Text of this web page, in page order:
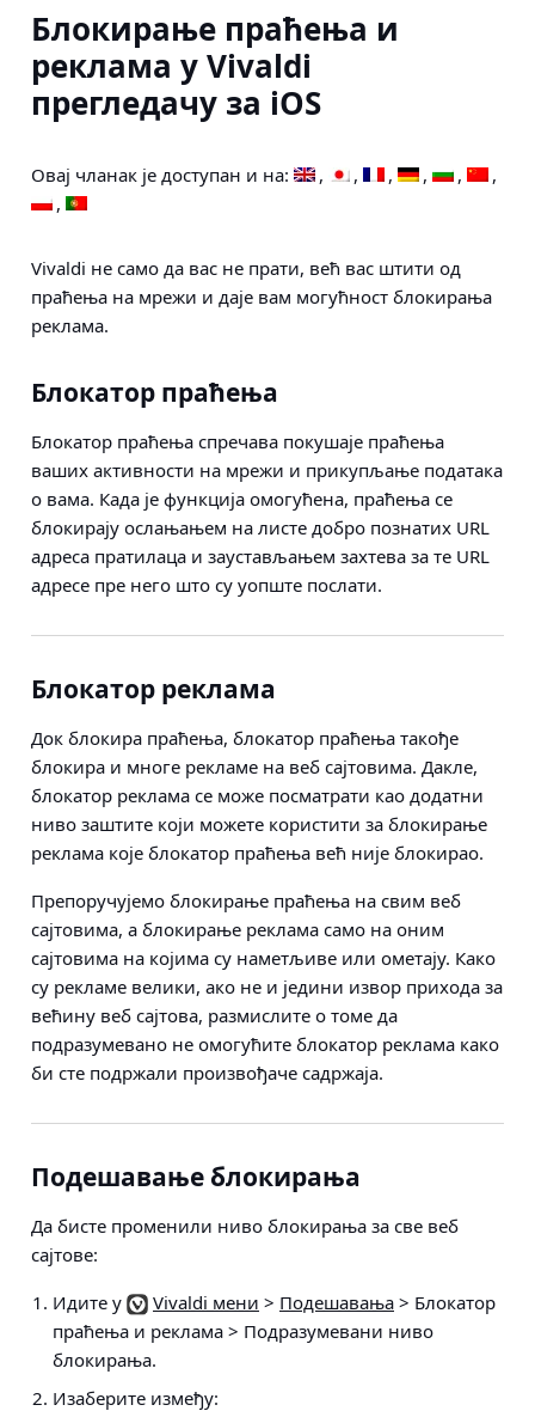
Блокирање праћења и
реклама у Vivaldi
прегледачу за iOS
Овај чланак је доступан и на:
Vivaldi не само да вас не прати, већ вас штити од
праћења на мрежи и даје вам могућност блокирања
реклама.
Блокатор праћења
Блокатор праћења спречава покушаје праћења
ваших активности на мрежи и прикупљање података
о вама. Када је функција омогућена, праћења се
блокирају ослањањем на листе добро познатих URL
адреса пратилаца и заустављањем захтева за те URL
адресе пре него што су уопште послати.
Блокатор реклама
Док блокира праћења, блокатор праћења такође
блокира и многе рекламе на веб сајтовима. Дакле,
блокатор реклама се може посматрати као додатни
ниво заштите који можете користити за блокирање
реклама које блокатор праћења већ није блокирао.
Препоручујемо блокирање праћења на свим веб
сајтовима, а блокирање реклама само на оним
сајтовима на којима су наметљиве или ометају. Како
су рекламе велики, ако не и једини извор прихода за
већину веб сајтова, размислите о томе да
подразумевано не омогућите блокатор реклама како
би сте подржали произвођаче садржаја.
Подешавање блокирања
Да бисте променили ниво блокирања за све веб
сајтове:
Идите у
Vivaldi мени > Подешавања > Блокатор
праћења и реклама > Подразумевани ниво
блокирања.
Изаберите између: